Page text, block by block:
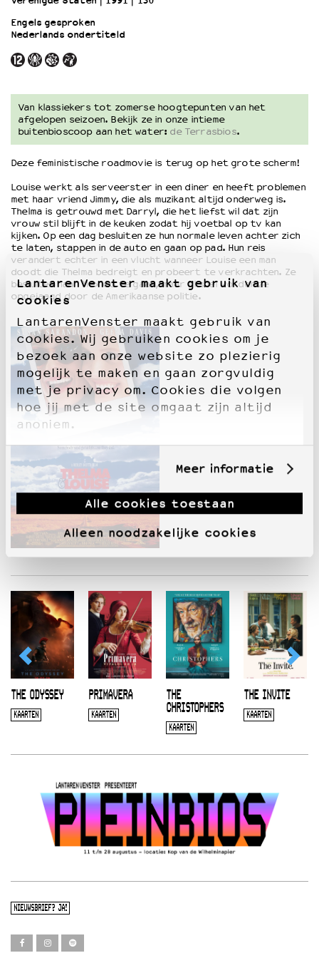
LantarenVenster maakt gebruik van
cookies
LantarenVenster maakt gebruik van
cookies. Wij gebruiken cookies om je
bezoek aan onze website zo plezierig
mogelijk te maken en gaan zorgvuldig
met je privacy om. Cookies die volgen
hoe jij met de site omgaat zijn altijd
anoniem.
Meer informatie
Alle cookies toestaan
Alleen noodzakelijke cookies
OVER LANTARENVENSTER
Wat we doen
Word vriend
Historie
Huisregels
Integriteits- en gedragscode
Duurzaamheid
Culturele boycot Israël
Ruimte voor artistieke vrijheid – VNPF
Engels gesproken
Nederlands ondertiteld
Van klassiekers tot zomerse hoogtepunten van het
afgelopen seizoen. Bekijk ze in onze intieme
buitenbioscoop aan het water: de Terrasbios.
Deze feministische roadmovie is terug op het grote scherm!
Louise werkt als serveerster in een diner en heeft problemen
met haar vriend Jimmy, die als muzikant altijd onderweg is.
Thelma is getrouwd met Darryl, die het liefst wil dat zijn
vrouw stil blijft in de keuken zodat hij voetbal op tv kan
kijken. Op een dag besluiten ze hun normale leven achter zich
te laten, stappen in de auto en gaan op pad. Hun reis
verandert echter in een vlucht wanneer Louise een man
doodt die Thelma bedreigt en probeert te verkrachten. Ze
besluiten naar Mexico te gaan, maar al snel worden ze
opgejaagd door de Amerikaanse politie.
THE ODYSSEY
KAARTEN
PRIMAVERA
KAARTEN
THE
CHRISTOPHERS
KAARTEN
THE INVITE
KAARTEN
NIEUWSBRIEF? JA!